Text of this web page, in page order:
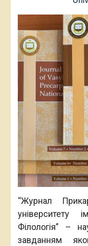
“Журнал
університету
Філологія” –
завданням